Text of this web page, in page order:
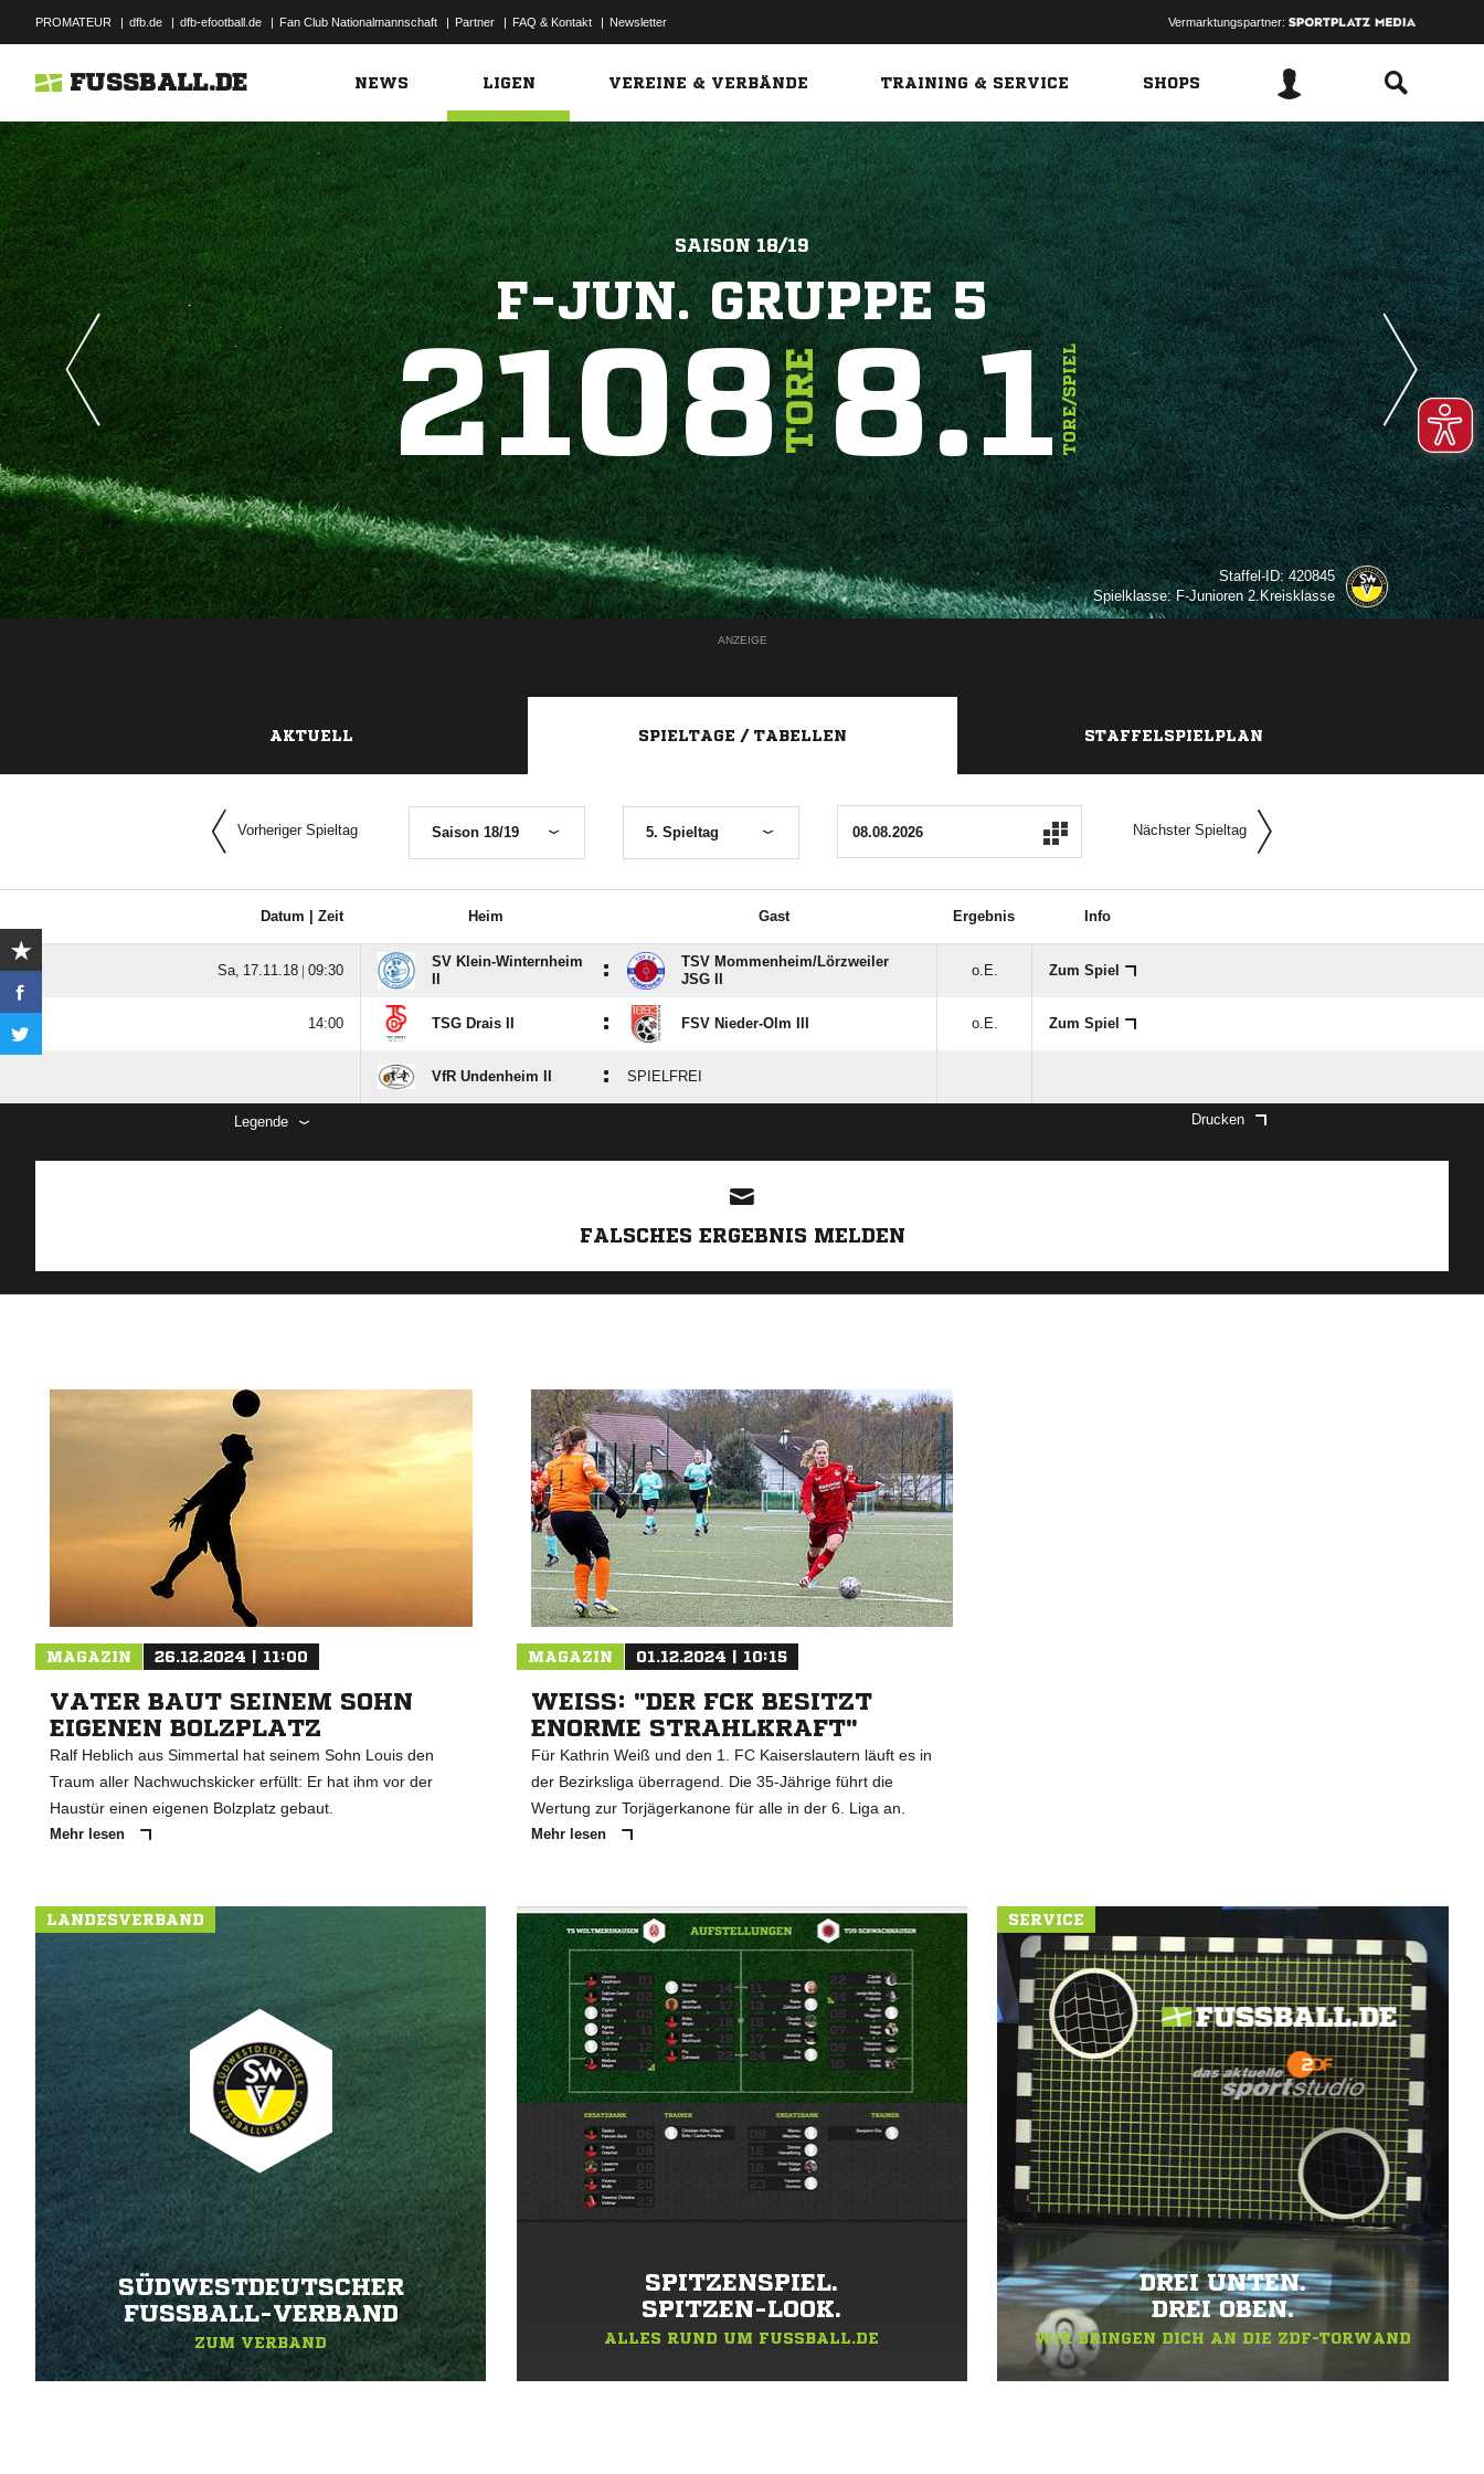
PROMATEUR | dfb.de | dfb-efootball.de | Fan Club Nationalmannschaft | Partner | FAQ & Kontakt | Newsletter Vermarktungspartner:
FUSSBALL.DE NEWS LIGEN VEREINE & VERBÄNDE TRAINING & SERVICE SHOPS
SAISON 18/19
F-JUN. GRUPPE 5
2108TORE8.1TORE/SPIEL
Staffel-ID: 420845
Spielklasse: F-Junioren 2.Kreisklasse
ANZEIGE
AKTUELL SPIELTAGE / TABELLEN STAFFELSPIELPLAN
Vorheriger Spieltag Saison 18/19 5. Spieltag Nächster Spieltag
Datum | Zeit Heim Gast Ergebnis Info
  | 
SV Klein-Winternheim
:
TSV Mommenheim/​Lörzweiler
JSG II
o.E. Zum Spiel
 TSG Drais II : FSV Nieder-Olm III o.E. Zum Spiel
VfR Undenheim II : SPIELFREI
Legende Drucken
FALSCHES ERGEBNIS MELDEN
MAGAZIN 26.12.2024 | 11:00
VATER BAUT SEINEM SOHN
EIGENEN BOLZPLATZ
Ralf Heblich aus Simmertal hat seinem Sohn Louis den
Traum aller Nachwuchskicker erfüllt: Er hat ihm vor der
Haustür einen eigenen Bolzplatz gebaut.
Mehr lesen
MAGAZIN 01.12.2024 | 10:15
WEISS: "DER FCK BESITZT E
NORME STRAHLKRAFT"
Für Kathrin Weiß und den 1. FC Kaiserslautern läuft es in
der Bezirksliga überragend. Die 35-Jährige führt die
Wertung zur Torjägerkanone für alle in der 6. Liga an.
Mehr lesen
LANDESVERBAND
SÜDWESTDEUTSCHER
FUSSBALL-VERBAND
ZUM VERBAND
SPITZENSPIEL.
SPITZEN-LOOK.
ALLES RUND UM FUSSBALL.DE
SERVICE
DREI UNTEN.
DREI OBEN.
WIR BRINGEN DICH AN DIE ZDF-TORWAND